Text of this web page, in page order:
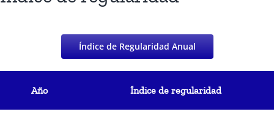
Índice de Regularidad Anual
Año Índice de regularidad